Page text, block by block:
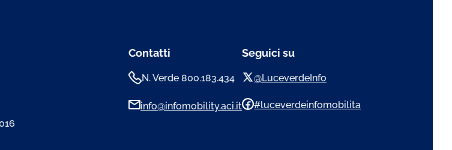
Contatti
N. Verde 800.183.434
info@infomobility.aci.it
Seguici su
@LuceverdeInfo
#luceverdeinfomobilita